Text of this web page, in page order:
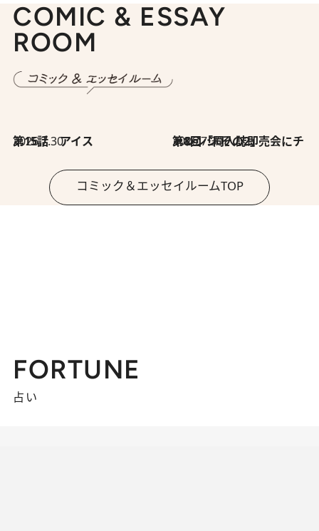
COMIC & ESSAY
ROOM
2026.7.30
第15話 アイス 2026.7.30
第8回「同人誌即売会にチャレンジ その2」
コミック＆エッセイルームTOP
FORTUNE
占い